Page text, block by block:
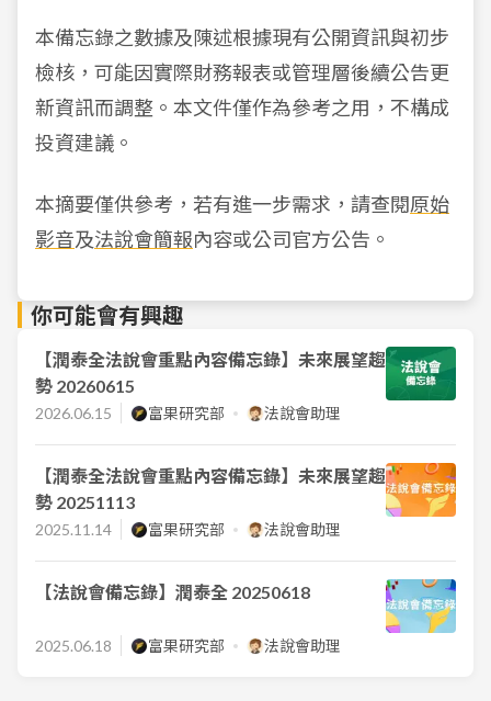
本備忘錄之數據及陳述根據現有公開資訊與初步
檢核，可能因實際財務報表或管理層後續公告更
新資訊而調整。本文件僅作為參考之用，不構成
投資建議。
本摘要僅供參考，若有進一步需求，請查閱原始
影音及法說會簡報內容或公司官方公告。
你可能會有興趣
【潤泰全法說會重點內容備忘錄】未來展望趨
勢 20260615
2026.06.15 富果研究部 法說會助理
【潤泰全法說會重點內容備忘錄】未來展望趨
勢 20251113
2025.11.14 富果研究部 法說會助理
【法說會備忘錄】潤泰全 20250618
2025.06.18 富果研究部 法說會助理